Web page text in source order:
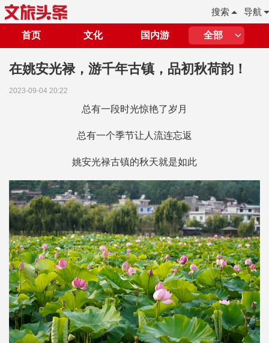
导航
搜索
首页 文化 国内游 全部
在姚安光禄，游千年古镇，品初秋荷韵！
2023-09-04 20:22
总有一段时光惊艳了岁月
总有一个季节让人流连忘返
姚安光禄古镇的秋天就是如此